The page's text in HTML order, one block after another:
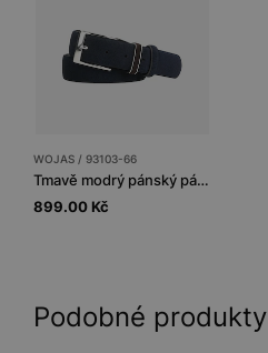
WOJAS / 93103-66
Tmavě modrý pánský pásek s hnědou poutkou
899.00 Kč
Podobné produkty